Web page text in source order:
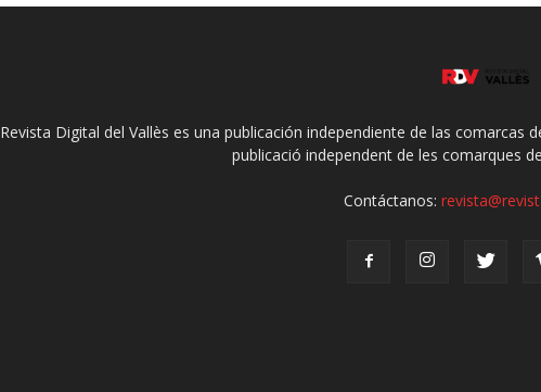
Revista Digital del Vallès es una publicación independiente de las comarcas
publicació independent de les comarques
Contáctanos: